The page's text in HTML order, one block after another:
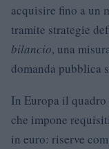
acquisire fino a un
tramite strategie
bilancio, una
domanda pubblica
In Europa il
che impone
in euro: riserve